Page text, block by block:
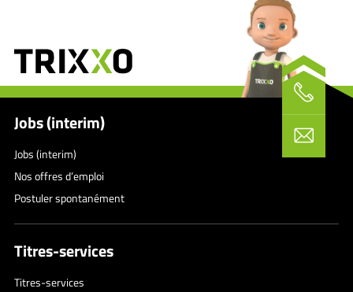
Jobs (interim)
Jobs (interim)
Nos offres d’emploi
Postuler spontanément
Titres-services
Titres-services